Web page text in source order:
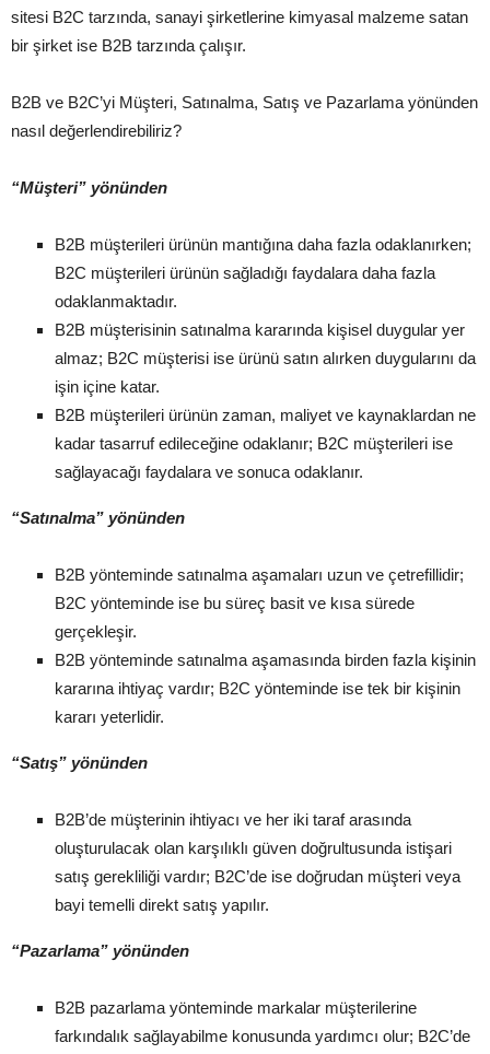
sitesi B2C tarzında, sanayi şirketlerine kimyasal malzeme satan
bir şirket ise B2B tarzında çalışır.
B2B ve B2C’yi Müşteri, Satınalma, Satış ve Pazarlama yönünden
nasıl değerlendirebiliriz?
“Müşteri” yönünden
B2B müşterileri ürünün mantığına daha fazla odaklanırken;
B2C müşterileri ürünün sağladığı faydalara daha fazla
odaklanmaktadır.
B2B müşterisinin satınalma kararında kişisel duygular yer
almaz; B2C müşterisi ise ürünü satın alırken duygularını da
işin içine katar.
B2B müşterileri ürünün zaman, maliyet ve kaynaklardan ne
kadar tasarruf edileceğine odaklanır; B2C müşterileri ise
sağlayacağı faydalara ve sonuca odaklanır.
“Satınalma” yönünden
B2B yönteminde satınalma aşamaları uzun ve çetrefillidir;
B2C yönteminde ise bu süreç basit ve kısa sürede
gerçekleşir.
B2B yönteminde satınalma aşamasında birden fazla kişinin
kararına ihtiyaç vardır; B2C yönteminde ise tek bir kişinin
kararı yeterlidir.
“Satış” yönünden
B2B’de müşterinin ihtiyacı ve her iki taraf arasında
oluşturulacak olan karşılıklı güven doğrultusunda istişari
satış gerekliliği vardır; B2C’de ise doğrudan müşteri veya
bayi temelli direkt satış yapılır.
“Pazarlama” yönünden
B2B pazarlama yönteminde markalar müşterilerine
farkındalık sağlayabilme konusunda yardımcı olur; B2C’de